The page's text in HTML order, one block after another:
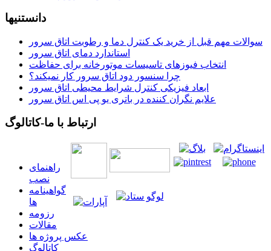
دانستنیها
سوالات مهم قبل از خرید یک کنترل دما و رطوبت اتاق سرور
استاندارد دمای اتاق سرور
انتخاب فیوزهای تاسیسات موتورخانه برای حفاظت
چرا سنسور دود اتاق سرور کار نمیکند؟
ابعاد فیزیکی کنترل شرایط محیطی اتاق سرور
علایم نگران کننده در باتری یو پی اس اتاق سرور
ارتباط با ما-کاتالوگ
راهنمای
نصب
گواهينامه
ها
رزومه
مقالات
عکس پروژه ها
کاتالوگ